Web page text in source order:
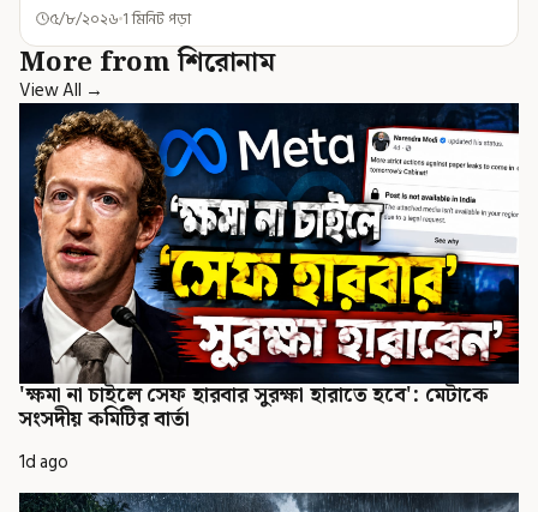
৫/৮/২০২৬ 1 মিনিট পড়া
More from শিরোনাম
View All →
'ক্ষমা না চাইলে সেফ হারবার সুরক্ষা হারাতে হবে': মেটাকে
সংসদীয় কমিটির বার্তা
1d ago